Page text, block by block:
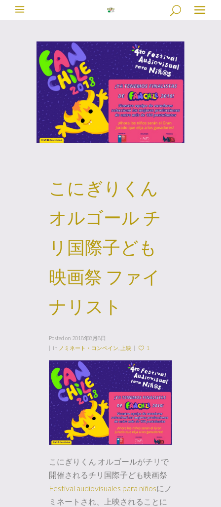
こにぎりくん
オルゴール チ
リ国際子ども
映画祭 ファイ
ナリスト
Posted on 2018年8月8日
in ノミネート・コンペイン 上映 1
こにぎりくん オルゴールがチリで
開催されるチリ国際子ども映画祭
Festival audiovisuales para niñosにノ
ミネートされ、上映されることに